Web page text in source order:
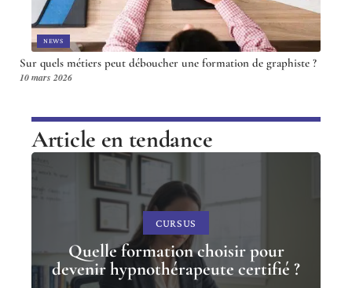
NEWS
Sur quels métiers peut déboucher une formation de graphiste ?
10 mars 2026
Article en tendance
CURSUS
Quelle formation choisir pour
devenir hypnothérapeute certifié ?